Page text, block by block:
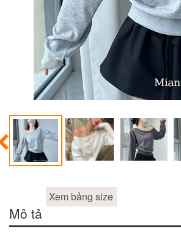
Xem bảng size
Mô tả